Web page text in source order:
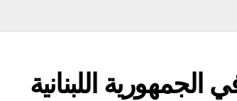
الجمهورية اللبنانية